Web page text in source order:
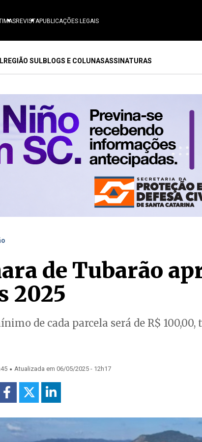
REVISTAPUBLICAÇÕES LEGAIS
REGIÃO SULBLOGS E COLUNASASSINATURAS
de Tubarão
2025
de cada parcela será de R$
. Atualizada em 06/05/2025 - 12h17